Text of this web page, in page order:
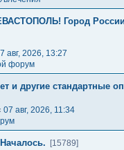
Город
авг, 2026, 13:27
форум
и другие стандартные
07 авг, 2026, 11:34
[15789]